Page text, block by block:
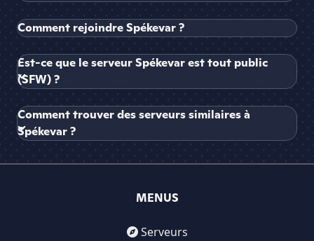
Comment rejoindre Spékevar ?
Est-ce que le serveur Spékevar est tout public
(SFW) ?
Comment trouver des serveurs similaires à
Spékevar ?
MENUS
Serveurs